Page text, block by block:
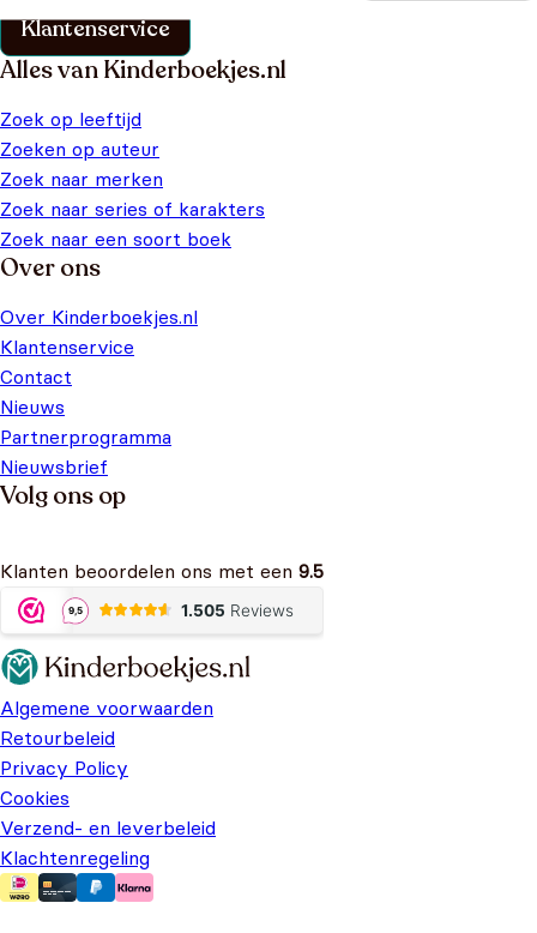
Klantenservice
Alles van Kinderboekjes.nl
Zoek op leeftijd
Zoeken op auteur
Zoek naar merken
Zoek naar series of karakters
Zoek naar een soort boek
Over ons
Over Kinderboekjes.nl
Klantenservice
Contact
Nieuws
Partnerprogramma
Nieuwsbrief
Volg ons op
Klanten beoordelen ons met een 9.5
Algemene voorwaarden
Retourbeleid
Privacy Policy
Cookies
Verzend- en leverbeleid
Klachtenregeling